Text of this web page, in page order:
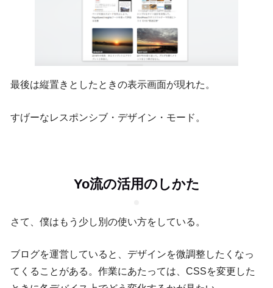
最後は縦置きとしたときの表示画面が現れた。
すげーなレスポンシブ・デザイン・モード。
Yo流の活用のしかた
さて、僕はもう少し別の使い方をしている。
ブログを運営していると、デザインを微調整したくなっ
てくることがある。作業にあたっては、CSSを変更した